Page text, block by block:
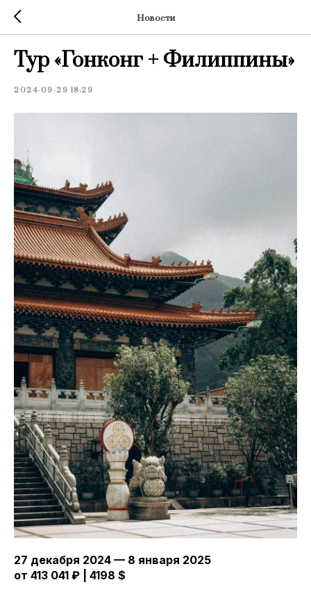
Новости
Тур «Гонконг + Филиппины»
2024-09-29 18:29
27 декабря 2024 — 8 января 2025
от 413 041 ₽ | 4198 $